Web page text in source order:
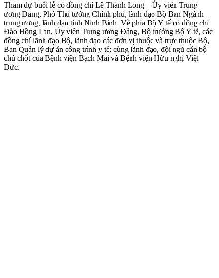
Tham dự buổi lễ có đồng chí Lê Thành Long – Ủy viên Trung
ương Đảng, Phó Thủ tướng Chính phủ, lãnh đạo Bộ Ban Ngành
trung ương, lãnh đạo tỉnh Ninh Bình. Về phía Bộ Y tế có đồng chí
Đào Hồng Lan, Ủy viên Trung ương Đảng, Bộ trưởng Bộ Y tế, các
đồng chí lãnh đạo Bộ, lãnh đạo các đơn vị thuộc và trực thuộc Bộ,
Ban Quản lý dự án công trình y tế; cùng lãnh đạo, đội ngũ cán bộ
chủ chốt của Bệnh viện Bạch Mai và Bệnh viện Hữu nghị Việt
Đức.